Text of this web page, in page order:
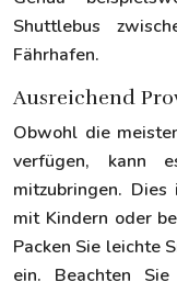
Shuttlebus
Fährhafen.
Ausreichend
Obwohl die
verfügen, kann
mitzubringen.
mit Kindern oder
Packen Sie leichte
ein. Beachten